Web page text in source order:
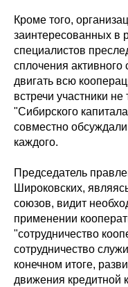
Кроме того,
заинтересованных в
специалистов
сплочения
двигать всю
встречи участники
"Сибирского
совместно
каждого.
Председатель
Широковских,
союзов, видит
применении
"сотрудничество
сотрудничество
конечном итоге,
движения кредитной